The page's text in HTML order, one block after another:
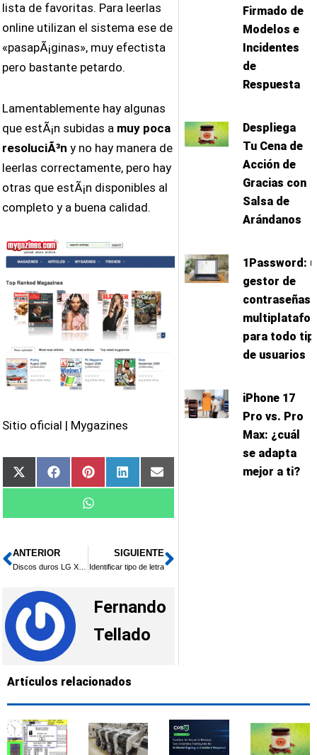
lista de favoritas. Para leerlas
online utilizan el sistema ese de
«pasapÃ¡ginas», muy efectista
pero bastante petardo.
Lamentablemente hay algunas
que estÃ¡n subidas a muy poca
resoluciÃ³n y no hay manera de
leerlas correctamente, pero hay
otras que estÃ¡n disponibles al
completo y a buena calidad.
Sitio oficial | Mygazines
Compartir
en
X
(Twitter)
Compartir
en
FacebookCompartir
en
PinterestCompartir
en
LinkedInCompartir
en
Email
Compartir
en
WhatsApp
Ant
ANTERIOR
Discos duros LG XD1
SIGUIENTE
Identificar tipo de letraSiguiente
Fernando
Tellado
Firmado de
Modelos e
Incidentes
de
Respuesta
Despliega
Tu Cena de
Acción de
Gracias con
Salsa de
Arándanos
1Password:
gestor de
contraseñas
para todo
de usuarios
iPhone 17
Pro vs. Pro
Max: ¿cuál
se adapta
mejor a ti?
Artículos relacionados